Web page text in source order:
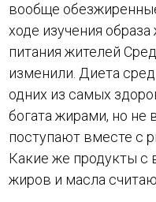
вообще
ходе изучения
питания жителей
изменили. Диета
одних из самых
богата жирами, но не
поступают вместе с
Какие же продукты
жиров и масла